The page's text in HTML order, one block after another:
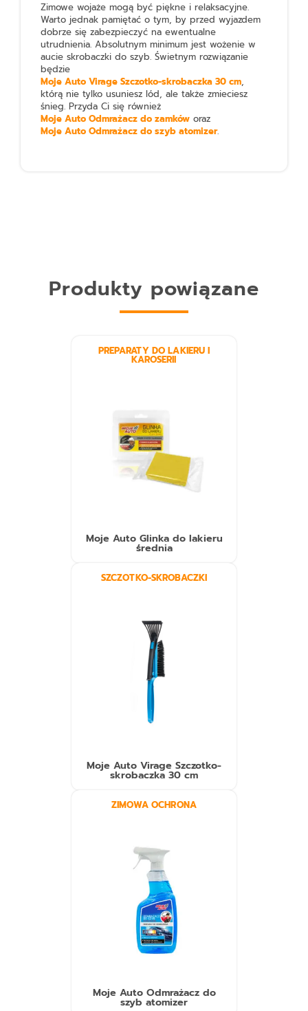
Zimowe wojaże mogą być piękne i relaksacyjne.
Warto jednak pamiętać o tym, by przed wyjazdem
dobrze się zabezpieczyć na ewentualne
utrudnienia. Absolutnym minimum jest wożenie w
aucie skrobaczki do szyb. Świetnym rozwiązanie
będzie
Moje Auto Virage Szczotko-skrobaczka 30 cm,
którą nie tylko usuniesz lód, ale także zmieciesz
śnieg. Przyda Ci się również
Moje Auto Odmrażacz do zamków oraz
Moje Auto Odmrażacz do szyb atomizer.
Produkty powiązane
PREPARATY DO LAKIERU I
KAROSERII
Moje Auto Glinka do lakieru
średnia
SZCZOTKO-SKROBACZKI
Moje Auto Virage Szczotko-
skrobaczka 30 cm
ZIMOWA OCHRONA
Moje Auto Odmrażacz do
szyb atomizer